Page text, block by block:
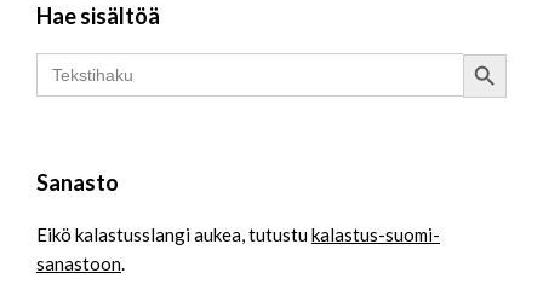
Hae sisältöä
Search
for:
Search Button
Sanasto
Eikö kalastusslangi aukea, tutustukalastus-suomi-
sanastoon.